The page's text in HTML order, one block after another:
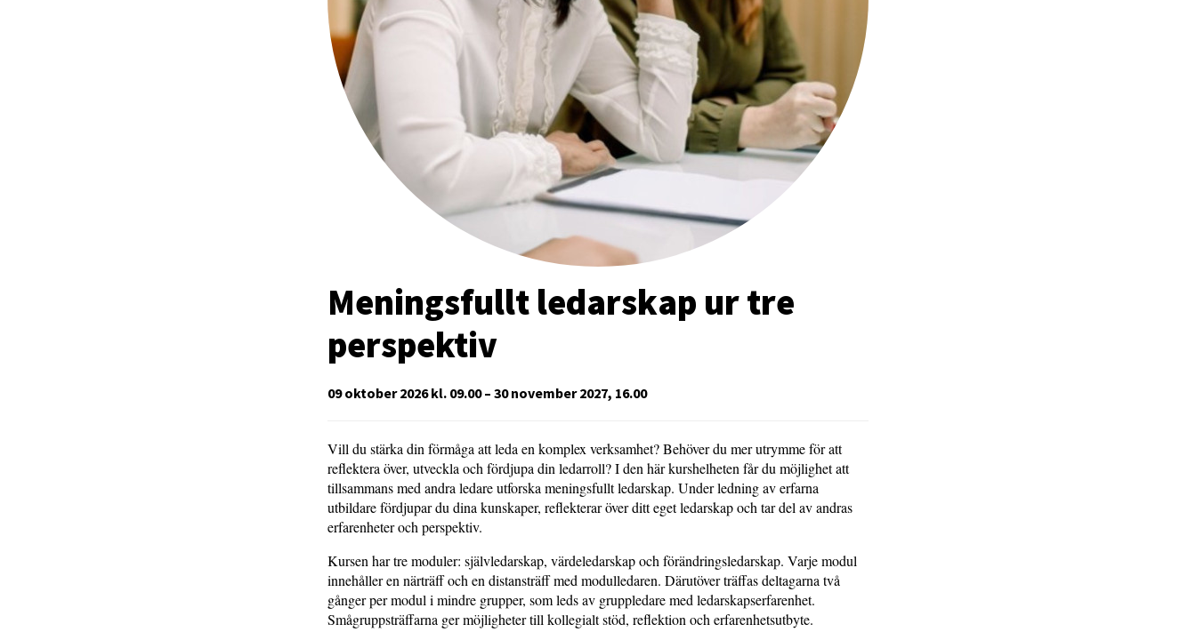
Meningsfullt ledarskap ur tre
perspektiv
09 oktober 2026 kl. 09.00 – 30 november 2027, 16.00
Vill du stärka din förmåga att leda en komplex verksamhet? Behöver du mer utrymme för att
reflektera över, utveckla och fördjupa din ledarroll? I den här kurshelheten får du möjlighet att
tillsammans med andra ledare utforska meningsfullt ledarskap. Under ledning av erfarna
utbildare fördjupar du dina kunskaper, reflekterar över ditt eget ledarskap och tar del av andras
erfarenheter och perspektiv.
Kursen har tre moduler: självledarskap, värdeledarskap och förändringsledarskap. Varje modul
innehåller en närträff och en distansträff med modulledaren. Därutöver träffas deltagarna två
gånger per modul i mindre grupper, som leds av gruppledare med ledarskapserfarenhet.
Smågruppsträffarna ger möjligheter till kollegialt stöd, reflektion och erfarenhetsutbyte.